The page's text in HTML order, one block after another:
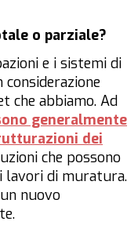
o parziale?
e i sistemi di
che abbiamo. Ad
generalmente
dei
che possono
di muratura.
nuovo